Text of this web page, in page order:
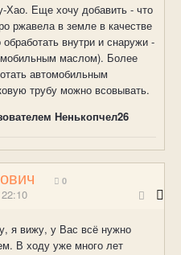
Хао. Еще хочу добавить - что
ржавела в земле в качестве
внутри и снаружи -
маслом). Более
автомобильным
трубу можно всовывать.
Ненькопчел26
0
я вижу, у Вас всё нужно
В ходу уже много лет